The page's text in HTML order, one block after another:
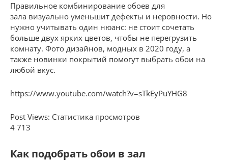
Правильное комбинирование обоев для
зала визуально уменьшит дефекты и неровности. Но
нужно учитывать один нюанс: не стоит сочетать
больше двух ярких цветов, чтобы не перегрузить
комнату. Фото дизайнов​, модных в 2020 году, а
также новинки покрытий помогут выбрать обои на
любой вкус.
https://www.youtube.com/watch?v=sTkEyPuYHG8
Post Views: Статистика просмотров
4 713
Как подобрать обои в зал